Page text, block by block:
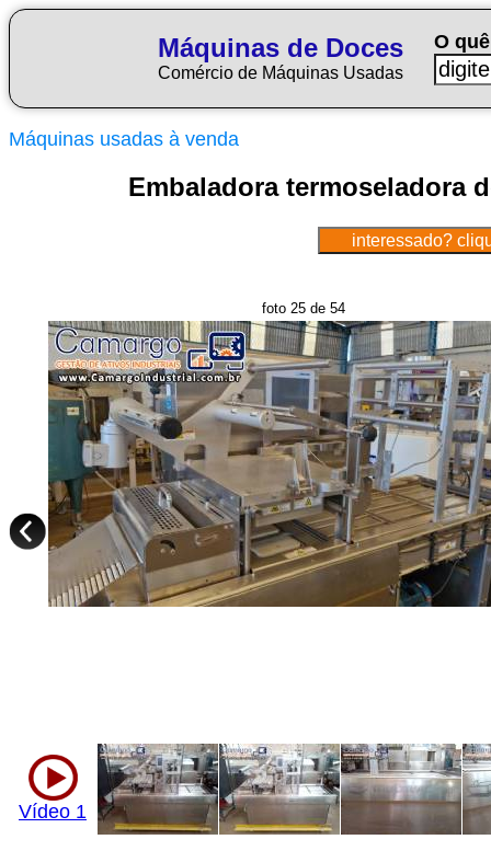
Máquinas de Doces
Comércio de Máquinas Usadas
O
Máquinas usadas à venda
Embaladora termoseladora
foto 25 de 54
Vídeo 1